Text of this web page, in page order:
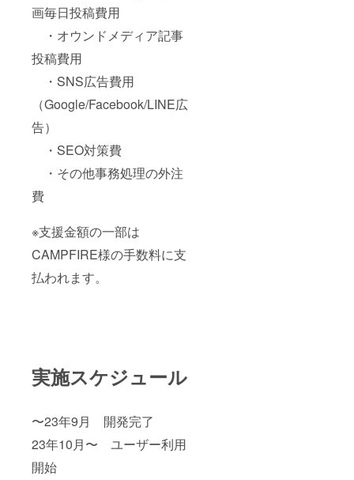
画毎日投稿費用
・オウンドメディア記事
投稿費用
・SNS広告費用
（Google/Facebook/LINE広
告）
・SEO対策費
・その他事務処理の外注
費
※支援金額の一部は
CAMPFIRE様の手数料に支
払われます。
実施スケジュール
〜23年9月 開発完了
23年10月〜 ユーザー利用
開始